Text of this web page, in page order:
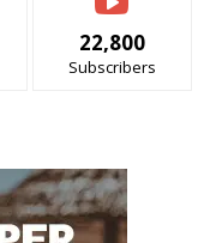
22,800
Subscribers